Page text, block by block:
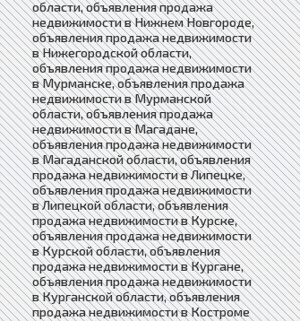
области, объявления продажа
недвижимости в Нижнем Новгороде,
объявления продажа недвижимости
в Нижегородской области,
объявления продажа недвижимости
в Мурманске, объявления продажа
недвижимости в Мурманской
области, объявления продажа
недвижимости в Магадане,
объявления продажа недвижимости
в Магаданской области, объявления
продажа недвижимости в Липецке,
объявления продажа недвижимости
в Липецкой области, объявления
продажа недвижимости в Курске,
объявления продажа недвижимости
в Курской области, объявления
продажа недвижимости в Кургане,
объявления продажа недвижимости
в Курганской области, объявления
продажа недвижимости в Костроме